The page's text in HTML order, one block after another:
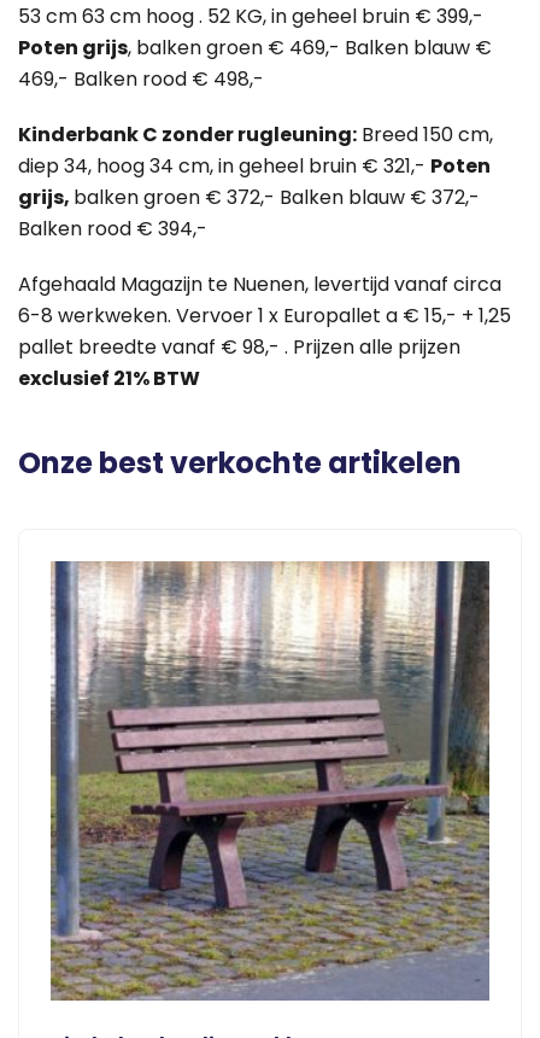
53 cm 63 cm hoog . 52 KG, in geheel bruin € 399,-
Poten grijs, balken groen € 469,- Balken blauw €
469,- Balken rood € 498,-
Kinderbank C zonder rugleuning: Breed 150 cm,
diep 34, hoog 34 cm, in geheel bruin € 321,- Poten
grijs, balken groen € 372,- Balken blauw € 372,-
Balken rood € 394,-
Afgehaald Magazijn te Nuenen, levertijd vanaf circa
6-8 werkweken. Vervoer 1 x Europallet a € 15,- + 1,25
pallet breedte vanaf € 98,- . Prijzen alle prijzen
exclusief 21% BTW
Onze best verkochte artikelen